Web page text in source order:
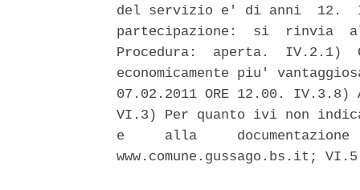
del servizio e' di anni  12.
partecipazione:  si  rinvia
Procedura:  aperta.  IV.2.1)
economicamente piu'
07.02.2011 ORE 12.00. IV.3.8)
VI.3) Per quanto ivi non
e     alla
www.comune.gussago.bs.it;